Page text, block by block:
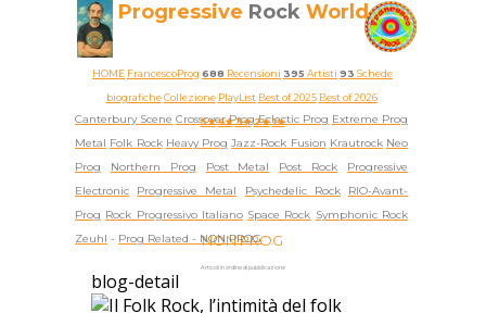
Progressive RockWorld
HOME FrancescoProg 688 Recensioni 395 Artisti 93 Schede
biografiche Collezione PlayList Best of 2025 Best of 2026
5★4★3★2★ 1★
Canterbury Scene Crossover Prog Eclectic Prog Extreme Prog
Metal Folk Rock Heavy Prog Jazz-Rock Fusion Krautrock Neo
Prog
Northern Prog Post Metal Post Rock
Progressive
Electronic
Progressive Metal Psychedelic Rock
RIO-Avant-
Prog Rock Progressivo Italiano Space Rock Symphonic Rock
Zeuhl - Prog Related - NON PROG
NON PROG
Articoli in ordine di pubblicazione
blog-detail